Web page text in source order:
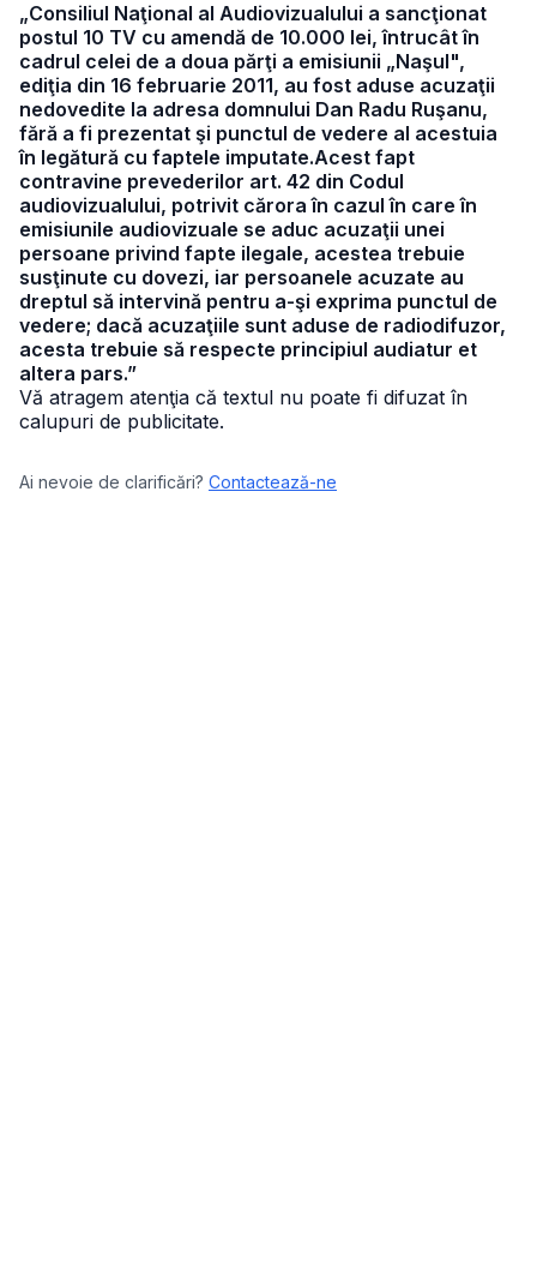
„Consiliul Naţional al Audiovizualului a sancţionat
postul 10 TV cu amendă de 10.000 lei, întrucât în
cadrul celei de a doua părţi a emisiunii „Naşul",
ediţia din 16 februarie 2011, au fost aduse acuzaţii
nedovedite la adresa domnului Dan Radu Ruşanu,
fără a fi prezentat şi punctul de vedere al acestuia
în legătură cu faptele imputate.Acest fapt
contravine prevederilor art. 42 din Codul
audiovizualului, potrivit cărora în cazul în care în
emisiunile audiovizuale se aduc acuzaţii unei
persoane privind fapte ilegale, acestea trebuie
susţinute cu dovezi, iar persoanele acuzate au
dreptul să intervină pentru a-şi exprima punctul de
vedere; dacă acuzaţiile sunt aduse de radiodifuzor,
acesta trebuie să respecte principiul audiatur et
altera pars.”
Vă atragem atenţia că textul nu poate fi difuzat în
calupuri de publicitate.
Ai nevoie de clarificări? Contactează-ne